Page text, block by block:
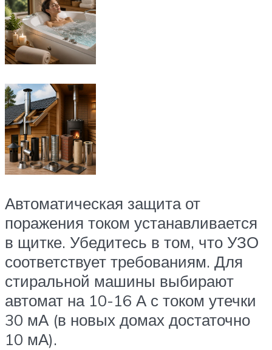
Автоматическая защита от
поражения током устанавливается
в щитке. Убедитесь в том, что УЗО
соответствует требованиям. Для
стиральной машины выбирают
автомат на 10-16 А с током утечки
30 мА (в новых домах достаточно
10 мА).